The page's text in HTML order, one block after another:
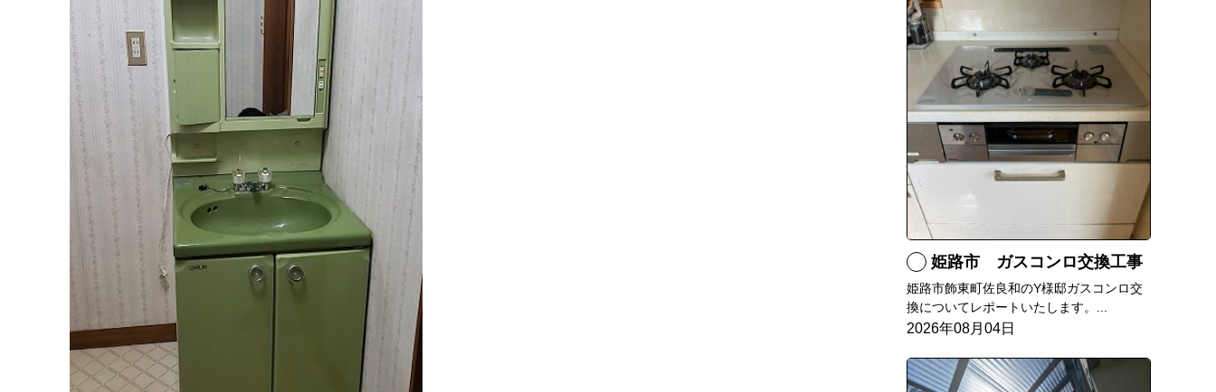
姫路市 ガスコンロ交換工事
姫路市飾東町佐良和のY様邸ガスコンロ交
換についてレポートいたします。...
2026年08月04日